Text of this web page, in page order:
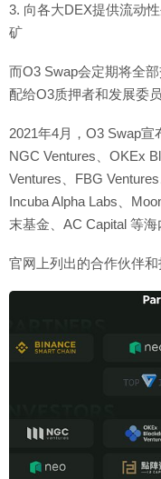
3. 向各大DEX提供流动
矿
而O3 Swap会定期将全
配给O3质押者和发展委员
2021年4月，O3 Swap
NGC Ventures、OKEx
Ventures、FBG
Incuba Alpha Labs、
末基金、AC Capital 等海
官网上列出的合作伙伴和